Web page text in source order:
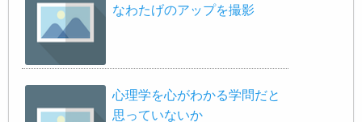
なわたげのアップを撮影
心理学を心がわかる学問だと
思っていないか